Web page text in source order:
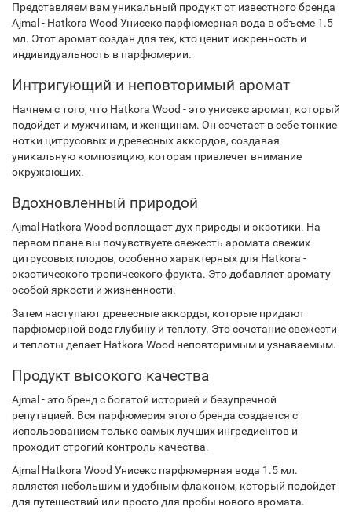
Представляем вам уникальный продукт от известного бренда
Ajmal - Hatkora Wood Унисекс парфюмерная вода в объеме 1.5
мл. Этот аромат создан для тех, кто ценит искренность и
индивидуальность в парфюмерии.
Интригующий и неповторимый аромат
Начнем с того, что Hatkora Wood - это унисекс аромат, который
подойдет и мужчинам, и женщинам. Он сочетает в себе тонкие
нотки цитрусовых и древесных аккордов, создавая
уникальную композицию, которая привлечет внимание
окружающих.
Вдохновленный природой
Ajmal Hatkora Wood воплощает дух природы и экзотики. На
первом плане вы почувствуете свежесть аромата свежих
цитрусовых плодов, особенно характерных для Hatkora -
экзотического тропического фрукта. Это добавляет аромату
особой яркости и жизненности.
Затем наступают древесные аккорды, которые придают
парфюмерной воде глубину и теплоту. Это сочетание свежести
и теплоты делает Hatkora Wood неповторимым и узнаваемым.
Продукт высокого качества
Ajmal - это бренд с богатой историей и безупречной
репутацией. Вся парфюмерия этого бренда создается с
использованием только самых лучших ингредиентов и
проходит строгий контроль качества.
Ajmal Hatkora Wood Унисекс парфюмерная вода 1.5 мл.
является небольшим и удобным флаконом, который подойдет
для путешествий или просто для пробы нового аромата.